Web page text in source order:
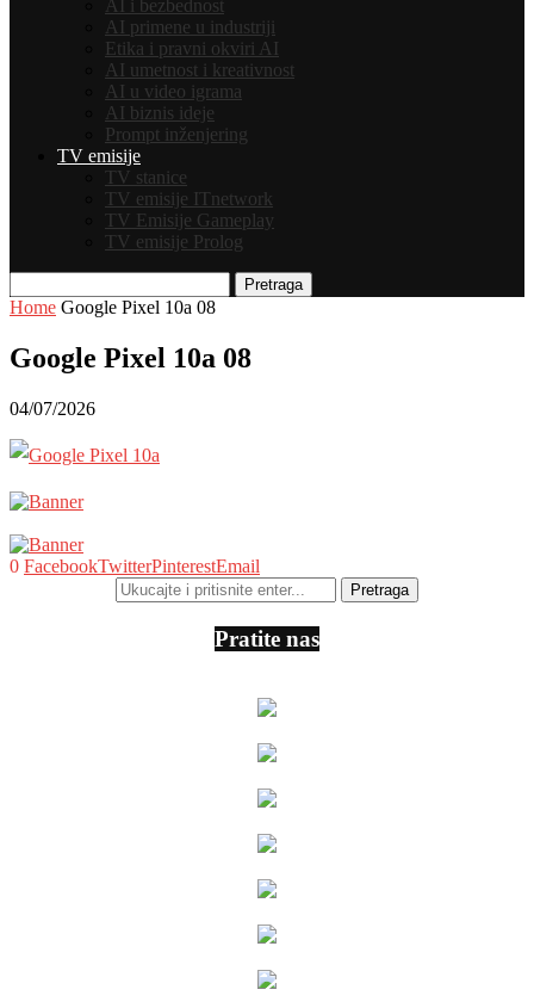
AI i bezbednost
AI primene u industriji
Etika i pravni okviri AI
AI umetnost i kreativnost
AI u video igrama
AI biznis ideje
Prompt inženjering
TV emisije
TV stanice
TV emisije ITnetwork
TV Emisije Gameplay
TV emisije Prolog
Pretraga
Home Google Pixel 10a 08
Google Pixel 10a 08
04/07/2026
0 FacebookTwitterPinterestEmail
Pratite nas